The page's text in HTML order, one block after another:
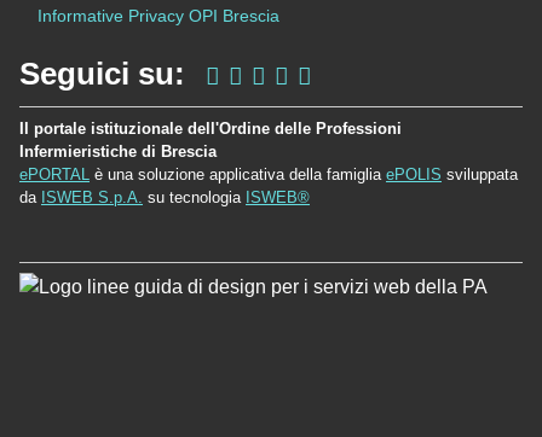
Informative Privacy OPI Brescia
Seguici su:
Il portale istituzionale dell'Ordine delle Professioni
Infermieristiche di Brescia
ePORTAL è una soluzione applicativa della famiglia ePOLIS sviluppata
da ISWEB S.p.A. su tecnologia ISWEB®